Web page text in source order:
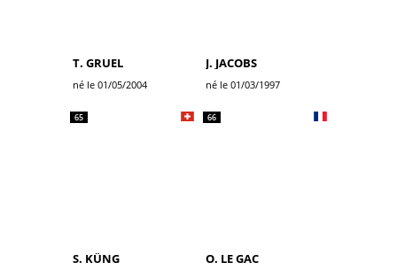
T. GRUEL
né le 01/05/2004
J. JACOBS
né le 01/03/1997
65
S. KÜNG
66
O. LE GAC